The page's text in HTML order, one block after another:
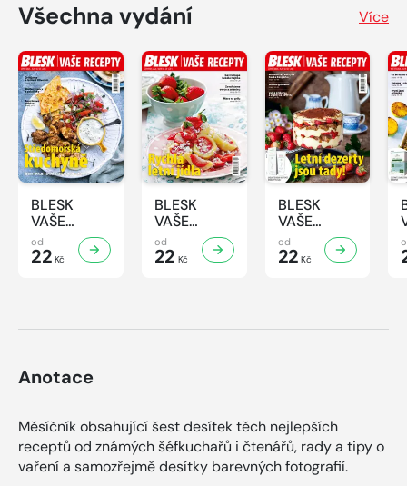
Všechna vydání Více
BLESK
VAŠE
RECEPTY -
8/2026
od
22 Kč
BLESK
VAŠE
RECEPTY -
7/2026
od
22 Kč
BLESK
VAŠE
RECEPTY -
6/2026
od
22 Kč
Anotace
Měsíčník obsahující šest desítek těch nejlepších
receptů od známých šéfkuchařů i čtenářů, rady a tipy o
vaření a samozřejmě desítky barevných fotografií.